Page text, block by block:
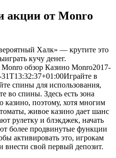
акции от Monro
Халк» — крутите это
кучу денег.
Monro обзор Казино Monro2017-
в
спины для использования,
во спины. Здесь есть зона
казино, поэтому, хотя многим
живое казино дает шанс
рулетку и блэкджек, начать
более продвинутые функции
активировать это, игрокам
внести свой первый депозит.